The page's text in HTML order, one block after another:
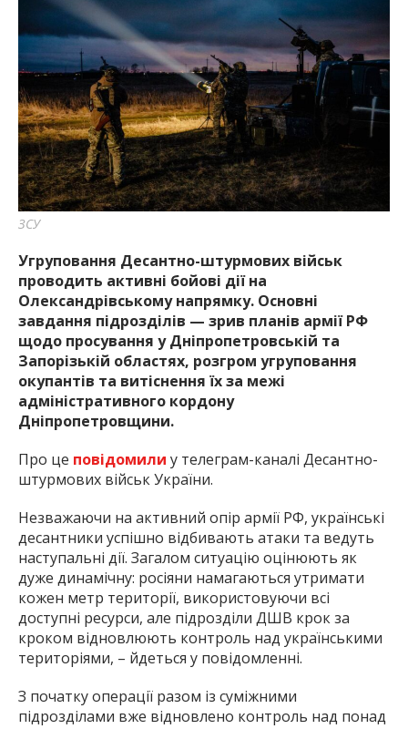
ЗСУ
Угруповання Десантно-штурмових військ
проводить активні бойові дії на
Олександрівському напрямку. Основні
завдання підрозділів — зрив планів армії РФ
щодо просування у Дніпропетровській та
Запорізькій областях, розгром угруповання
окупантів та витіснення їх за межі
адміністративного кордону
Дніпропетровщини.
Про це повідомили у телеграм-каналі Десантно-
штурмових військ України.
Незважаючи на активний опір армії РФ, українські
десантники успішно відбивають атаки та ведуть
наступальні дії. Загалом ситуацію оцінюють як
дуже динамічну: росіяни намагаються утримати
кожен метр території, використовуючи всі
доступні ресурси, але підрозділи ДШВ крок за
кроком відновлюють контроль над українськими
територіями, – йдеться у повідомленні.
З початку операції разом із суміжними
підрозділами вже відновлено контроль над понад